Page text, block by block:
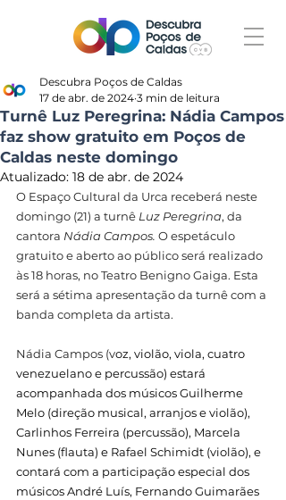
Turnê Luz Peregrina: Nádia Campos
faz show gratuito em Poços de
Caldas neste domingo
Descubra Poços de Caldas
17 de abr. de 2024 3 min de leitura
Atualizado: 18 de abr. de 2024
O Espaço Cultural da Urca receberá neste
domingo (21) a turnê Luz Peregrina, da
cantora Nádia Campos. O espetáculo
gratuito e aberto ao público será realizado
às 18 horas, no Teatro Benigno Gaiga. Esta
será a sétima apresentação da turnê com a
banda completa da artista.
Nádia Campos (voz, violão, viola, cuatro
venezuelano e percussão) estará
acompanhada dos músicos Guilherme
Melo (direção musical, arranjos e violão),
Carlinhos Ferreira (percussão), Marcela
Nunes (flauta) e Rafael Schimidt (violão), e
contará com a participação especial dos
músicos André Luís, Fernando Guimarães